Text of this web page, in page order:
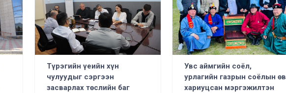
Түрэгийн үеийн хүн
чулуудыг сэргээн
засварлах төслийн баг
Увс аймгийн соёл,
урлагийн газрын соёлын өв
хариуцсан мэргэжилтэн